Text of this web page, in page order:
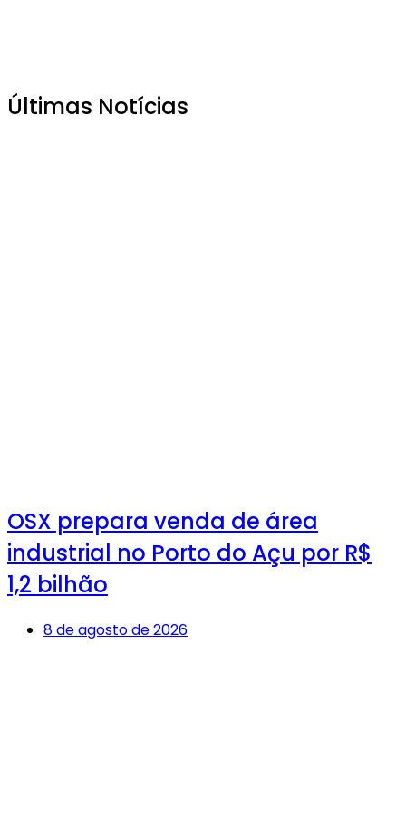
Últimas Notícias
OSX prepara venda de área
industrial no Porto do Açu por R$
1,2 bilhão
8 de agosto de 2026